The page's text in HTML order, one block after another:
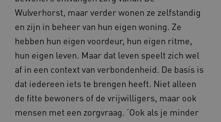
Wulverhorst, maar verder wonen ze zelfstandig
en zijn in beheer van hun eigen woning. Ze
hebben hun eigen voordeur, hun eigen ritme,
hun eigen leven. Maar dat leven speelt zich wel
af in een context van verbondenheid. De basis is
dat iedereen iets te brengen heeft. Niet alleen
de fitte bewoners of de vrijwilligers, maar ook
mensen met een zorgvraag. ‘Ook als je minder
AWSALBCORS
Amazon.com Inc.
m906.waardigheidentrots.nl
VISITOR_PRIVACY_METADATA
YouTube